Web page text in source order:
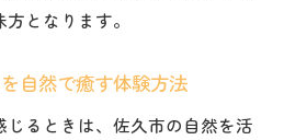
となります。
自然で癒す体験方法
じるときは、佐久市の自然を活